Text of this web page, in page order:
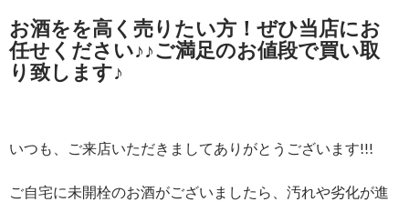
お酒をを高く売りたい方！ぜひ当店にお
任せください♪♪ご満足のお値段で買い取
り致します♪
いつも、ご来店いただきましてありがとうございます!!!
ご自宅に未開栓のお酒がございましたら、汚れや劣化が進